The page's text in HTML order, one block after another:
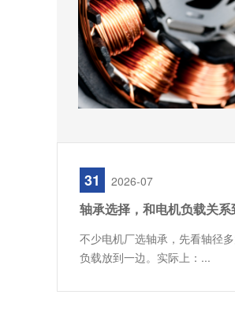
31 2026-07
轴承选择，和电机负载关系
不少电机厂选轴承，先看轴径
负载放到一边。实际上：...